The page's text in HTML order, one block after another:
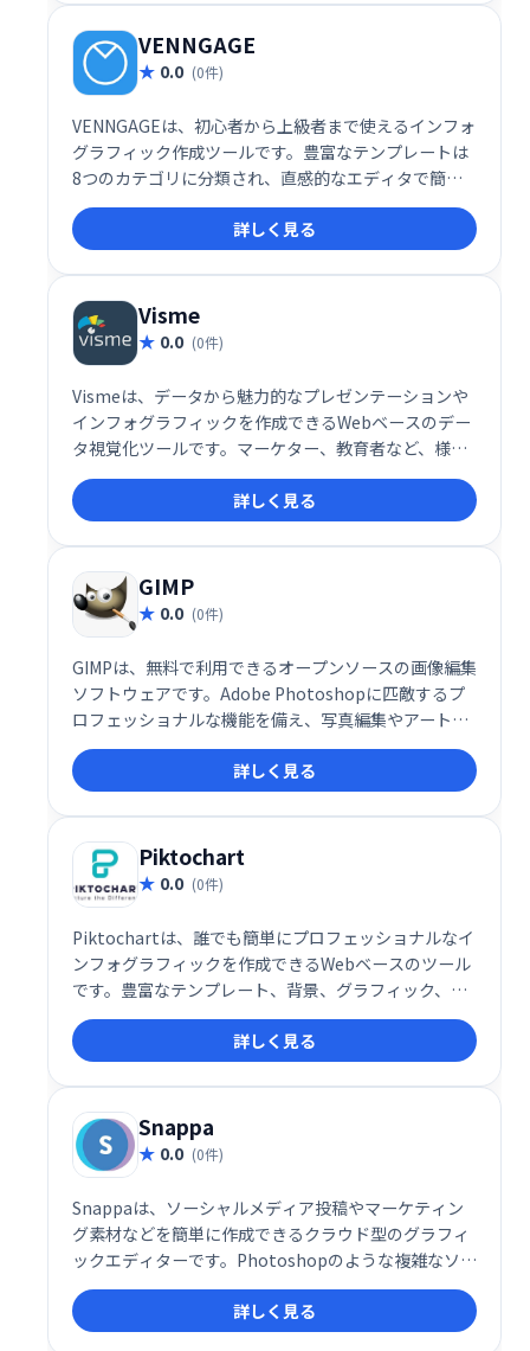
VENNGAGE
0.0 (0件)
VENNGAGEは、初心者から上級者まで使えるインフォ
グラフィック作成ツールです。豊富なテンプレートは
8つのカテゴリに分類され、直感的なエディタで簡単
に編集できます。チャートやマップなどのウィジェッ
ト、多様なピクトグラムも利用可能。情報を分かりや
すく視覚化し、効果的なインフォグラフィックを簡単
に作成できます。
詳しく見る
Visme
0.0 (0件)
Vismeは、データから魅力的なプレゼンテーションや
インフォグラフィックを作成できるWebベースのデー
タ視覚化ツールです。マーケター、教育者など、様々
な専門家がグローバルに使用しています。オンライ
ン・オフライン両対応で、デバイスを選ばず、プロジ
ェクトやイニシアチブに関するコンテンツを簡単に作
成・共有できます。
詳しく見る
GIMP
0.0 (0件)
GIMPは、無料で利用できるオープンソースの画像編集
ソフトウェアです。Adobe Photoshopに匹敵するプ
ロフェッショナルな機能を備え、写真編集やアートワ
ーク作成に最適です。ノイズ低減、トリミング、色調
整など、多様なツールが用意され、直感的な操作で高
品質な画像編集を実現します。
詳しく見る
Piktochart
0.0 (0件)
Piktochartは、誰でも簡単にプロフェッショナルなイ
ンフォグラフィックを作成できるWebベースのツール
です。豊富なテンプレート、背景、グラフィック、チ
ャートなどを使い、直感的な操作で魅力的なビジュア
ルコンテンツを制作できます。動画の埋め込みにも対
応。無料プランと有料プランがあり、ビジネスシーン
から個人利用まで幅広く活用可能です。
詳しく見る
Snappa
0.0 (0件)
Snappaは、ソーシャルメディア投稿やマーケティン
グ素材などを簡単に作成できるクラウド型のグラフィ
ックエディターです。Photoshopのような複雑なソフ
ト不要で、直感的に操作できます。視覚的に魅力的な
コンテンツを素早く制作し、効率的に発信しましょ
う。
詳しく見る